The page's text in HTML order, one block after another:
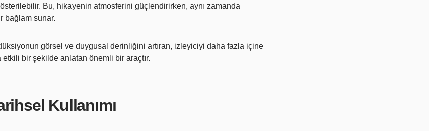
Bu, hikayenin atmosferini güçlendirirken, aynı zamanda
bağlam sunar.
görsel ve duygusal derinliğini artıran, izleyiciyi daha fazla içine
bir şekilde anlatan önemli bir araçtır.
Kullanımı